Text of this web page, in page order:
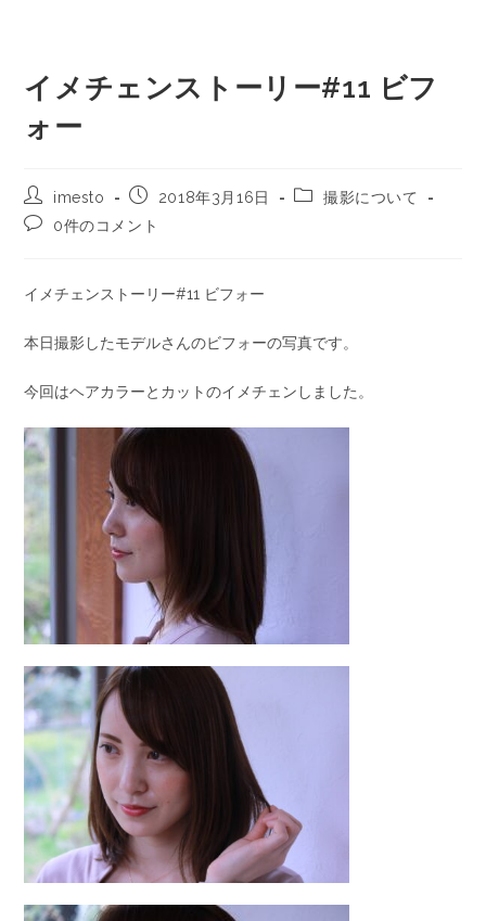
イメチェンストーリー#11 ビフ
ォー
imesto 2018年3月16日
撮影について
0件のコメント
イメチェンストーリー#11 ビフォー
本日撮影したモデルさんのビフォーの写真です。
今回はヘアカラーとカットのイメチェンしました。